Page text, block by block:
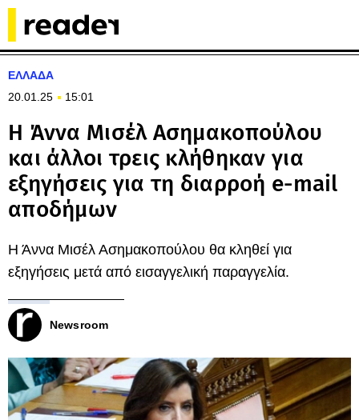
ΕΛΛΑΔΑ
20.01.25
15:01
Η Άννα Μισέλ Ασημακοπούλου
και άλλοι τρεις κλήθηκαν για
εξηγήσεις για τη διαρροή e-mail
αποδήμων
Η Άννα Μισέλ Ασημακοπούλου θα κληθεί για
εξηγήσεις μετά από εισαγγελική παραγγελία.
Newsroom